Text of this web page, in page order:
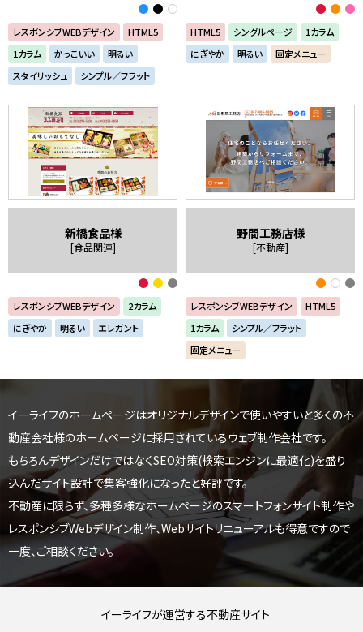
レスポンシブWEBデザイン
HTML5
1カラム
かっこいい
明るい
スタイリッシュ
シンプル／フラット
HTML5 シングルページ
1カラム
にぎやか
明るい 固定メニュー
新橋食品様
[食品関連]
レスポンシブWEBデザイン
2カラム
にぎやか
明るい エレガント
野間工務店様
[不動産]
レスポンシブWEBデザイン
HTML5
1カラム
シンプル／フラット
固定メニュー
イーライフのホームページはオリジナルデザインで使いやすいと多くの不
動産会社様のホームページに採用されているウェブ制作会社です。
もちろんデザインだけではなくSEO対策(検索エンジンに最適化)を盛り
込んだサイト設計で集客強化になったと好評です。
不動産に限らず、多種多様なホームページのスマートフォンサイト制作や
レスポンシブWebデザイン制作、Webサイトリニューアルも得意ですので
一度、ご相談ください。
イーライフが運営する不動産サイト